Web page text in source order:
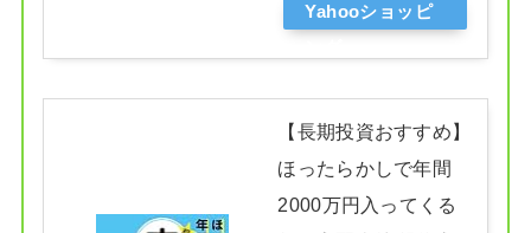
Yahooショッピ
【長期投資おすすめ】
ほったらかしで年間
2000万円入ってくる